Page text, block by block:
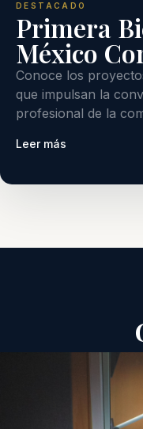
DESTACADO
Primera
México
Conoce los
que impulsan la
profesional de la
Leer más